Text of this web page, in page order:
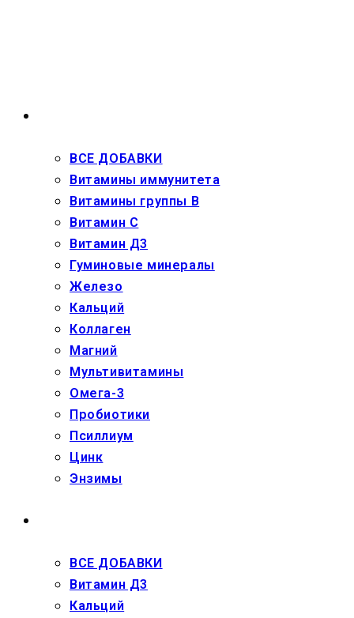
ВСЕ ДОБАВКИ
Витамины иммунитета
Витамины группы В
Витамин С
Витамин Д3
Гуминовые минералы
Железо
Кальций
Коллаген
Магний
Мультивитамины
Омега-3
Пробиотики
Псиллиум
Цинк
Энзимы
ВСЕ ДОБАВКИ
Витамин Д3
Кальций